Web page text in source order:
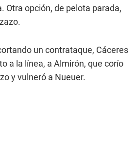
Otra opción, de pelota parada,
un contrataque, Cáceres
a la línea, a Almirón, que corío
y vulneró a Nueuer.